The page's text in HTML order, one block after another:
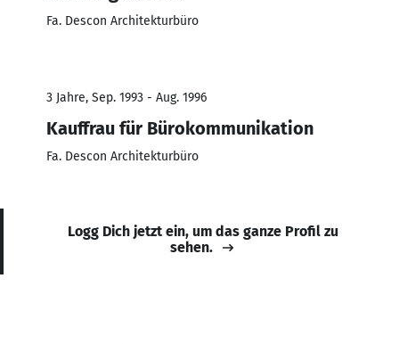
Fa. Descon Architekturbüro
3 Jahre, Sep. 1993 - Aug. 1996
Kauffrau für Bürokommunikation
Fa. Descon Architekturbüro
Logg Dich jetzt ein, um das ganze Profil zu
sehen.